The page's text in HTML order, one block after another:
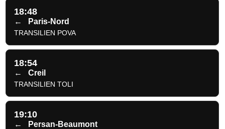
18:48
← Paris-Nord
TRANSILIEN POVA
18:54
← Creil
TRANSILIEN TOLI
19:10
← Persan-Beaumont